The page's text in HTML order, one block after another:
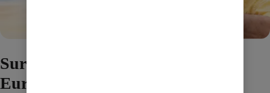
Surfa till fastpris när du reser i
Europa utanför EU/EES